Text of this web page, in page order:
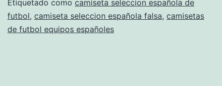
Etiquetado como camiseta seleccion española de
futbol, camiseta seleccion española falsa, camisetas
de futbol equipos españoles